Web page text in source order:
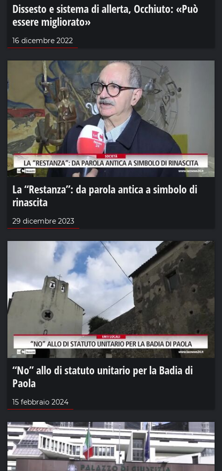
Dissesto e sistema di allerta, Occhiuto: «Può
essere migliorato»
16 dicembre 2022
La “Restanza”: da parola antica a simbolo di
rinascita
29 dicembre 2023
“No” allo di statuto unitario per la Badia di
Paola
15 febbraio 2024